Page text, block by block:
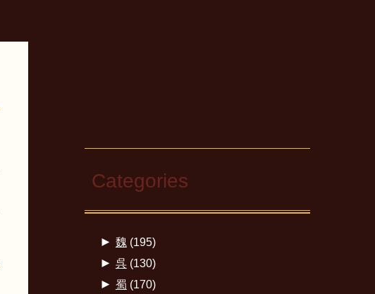
Categories
► 魏 (195)
► 呉(130)
► 蜀 (170)